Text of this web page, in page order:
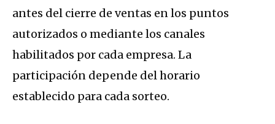
antes del cierre de ventas en los puntos
autorizados o mediante los canales
habilitados por cada empresa. La
participación depende del horario
establecido para cada sorteo.